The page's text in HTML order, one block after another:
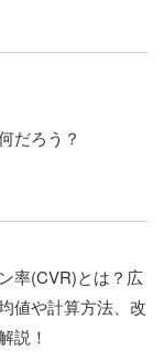
だろう？
率(CVR)とは？広
値や計算方法、改
説！